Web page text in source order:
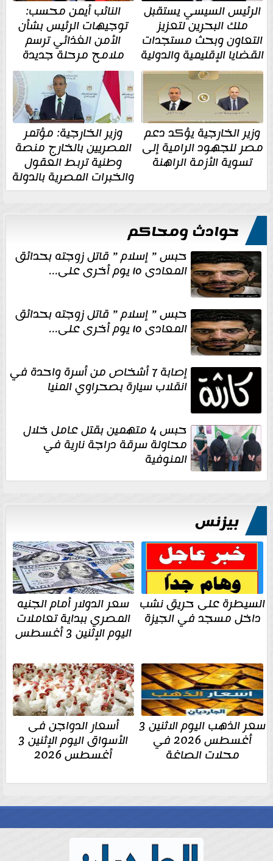
الرئيس السيسي يستقبل
ملك البحرين لتعزيز
التعاون وبحث مستجدات
القضايا الإقليمية والدولية
النائب أيمن محسب:
توجيهات الرئيس بشأن
الأمن الغذائي ترسم
ملامح مرحلة جديدة
وزير الخارجية يؤكد دعم
مصر للجهود الرامية إلى
تسوية الأزمة الراهنة
وزير الخارجية: مؤتمر
المصريين بالخارج منصة
وطنية تربط العقول
والخبرات المصرية بالدولة
حوادث ومحاكم
حبس ” إسلام ” قاتل زوجته بحدائق
المعادى ١٥ يوم أخرى على...
حبس ” إسلام ” قاتل زوجته بحدائق
المعادى ١٥ يوم أخرى على...
إصابة 7 أشخاص من أسرة واحدة في
انقلاب سيارة بصحراوي المنيا
حبس 4 متهمين بقتل عامل خلال
محاولة سرقة دراجة نارية في
المنوفية
بيزنس
السيطرة على حريق نشب
داخل مسجد في الجيزة
سعر الدولار أمام الجنيه
المصري ببداية تعاملات
اليوم الإثنين 3 أغسطس
سعر الذهب اليوم الاثنين 3
أغسطس 2026 في
محلات الصاغة
أسعار الدواجن فى
الأسواق اليوم الإثنين 3
أغسطس 2026